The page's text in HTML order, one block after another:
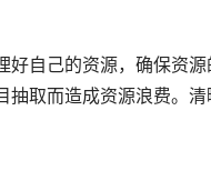
好自己的资源，确保资
取而造成资源浪费。清